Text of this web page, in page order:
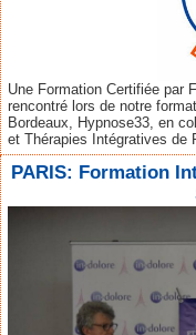
Une Formation Certifiée par
rencontré lors de notre
Bordeaux, Hypnose33, en
et Thérapies Intégratives de
PARIS: Formation